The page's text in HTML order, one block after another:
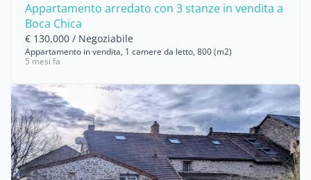
Appartamento arredato con 3 stanze in vendita a
Boca Chica
€ 130,000 / Negoziabile
Appartamento in vendita, 1 camere da letto, 800 (m2)
5 mesi fa